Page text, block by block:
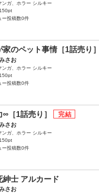
ンガ、ホラー シルキー
ー投稿数0件
家のペット事情［1話売り］
さお
ンガ、ホラー シルキー
ー投稿数0件
∞［1話売り］
さお
ンガ、ホラー シルキー
ー投稿数0件
紳士 アルカード
さお